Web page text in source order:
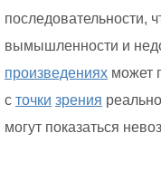
последовательности,
вымышленности и
произведениях может
с точки зрения
могут показаться